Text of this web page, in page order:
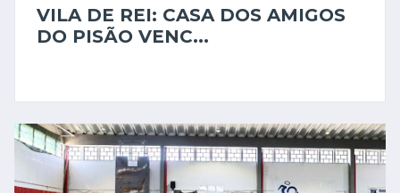
VILA DE REI: CASA DOS AMIGOS
DO PISÃO VENC...